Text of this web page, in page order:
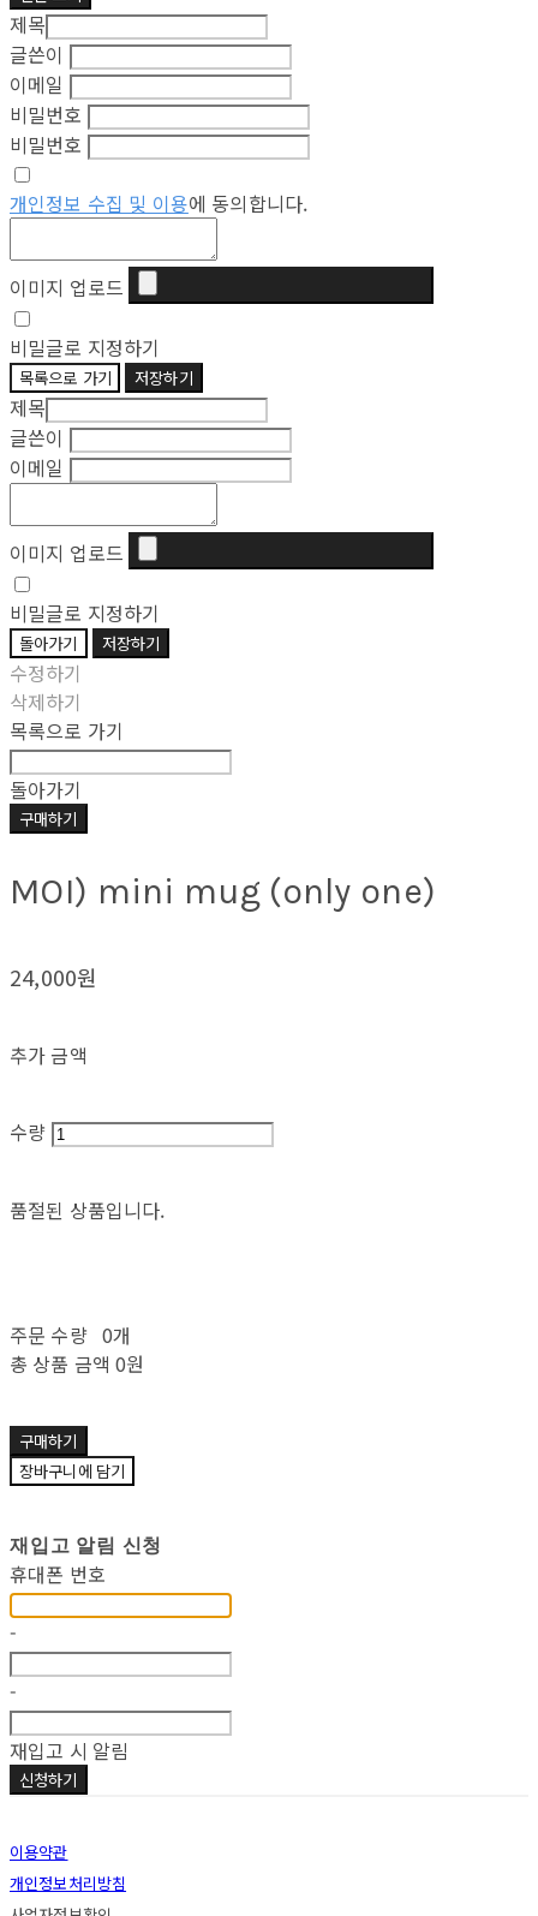
제목
글쓴이
이메일
비밀번호
비밀번호
개인정보 수집 및 이용에 동의합니다.
이미지 업로드
비밀글로 지정하기
목록으로 가기 저장하기
제목
글쓴이
이메일
이미지 업로드
비밀글로 지정하기
돌아가기 저장하기
수정하기
삭제하기
목록으로 가기
돌아가기
구매하기
MOI) mini mug (only one)
24,000원
추가 금액
수량
품절된 상품입니다.
주문 수량 0개
총 상품 금액 0원
구매하기
장바구니에 담기
재입고 알림 신청
휴대폰 번호
-
-
재입고 시 알림
신청하기
이용약관
개인정보처리방침